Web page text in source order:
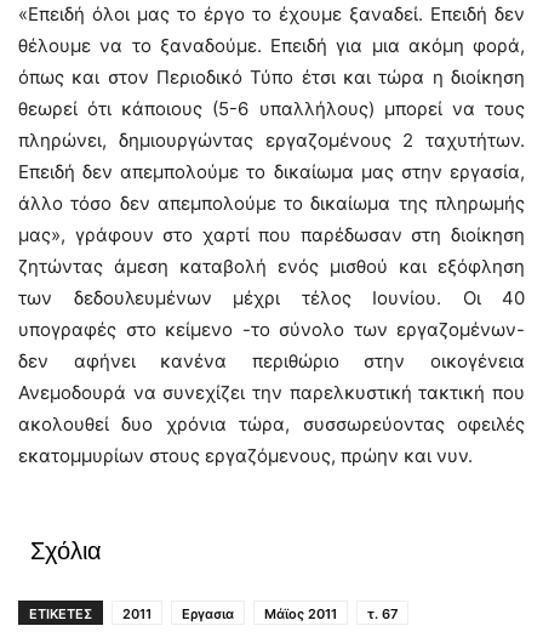
«Επειδή όλοι μας το έργο το έχουμε ξαναδεί. Επειδή δεν
θέλουμε να το ξαναδούμε. Επειδή για μια ακόμη φορά,
όπως και στον Περιοδικό Τύπο έτσι και τώρα η διοίκηση
θεωρεί ότι κάποιους (5-6 υπαλλήλους) μπορεί να τους
πληρώνει, δημιουργώντας εργαζομένους 2 ταχυτήτων.
Επειδή δεν απεμπολούμε το δικαίωμα μας στην εργασία,
άλλο τόσο δεν απεμπολούμε το δικαίωμα της πληρωμής
μας», γράφουν στο χαρτί που παρέδωσαν στη διοίκηση
ζητώντας άμεση καταβολή ενός μισθού και εξόφληση
των δεδουλευμένων μέχρι τέλος Ιουνίου. Οι 40
υπογραφές στο κείμενο -το σύνολο των εργαζομένων-
δεν αφήνει κανένα περιθώριο στην οικογένεια
Ανεμοδουρά να συνεχίζει την παρελκυστική τακτική που
ακολουθεί δυο χρόνια τώρα, συσσωρεύοντας οφειλές
εκατομμυρίων στους εργαζόμενους, πρώην και νυν.
Σχόλια
ΕΤΙΚΕΤΕΣ 2011 Εργασια Μάϊος 2011 τ. 67